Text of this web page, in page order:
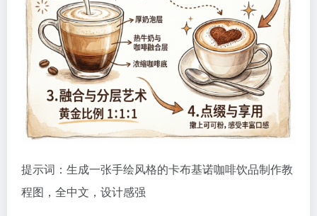
提示词：生成一张手绘风格的卡布基诺咖啡饮品制作教
程图，全中文，设计感强